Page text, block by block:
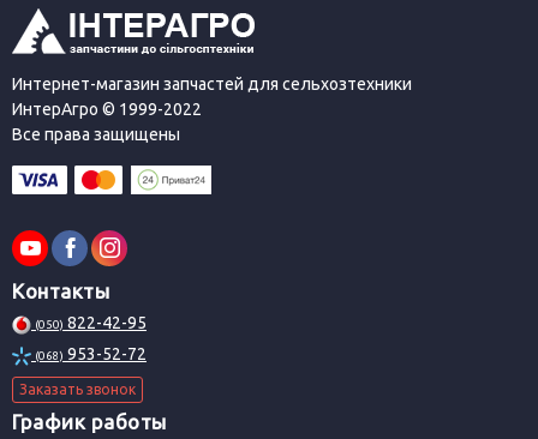
Интернет-магазин запчастей для сельхозтехники
ИнтерАгро © 1999-2022
Все права защищены
Контакты
(050) 822-42-95
(068) 953-52-72
Заказать звонок
График работы